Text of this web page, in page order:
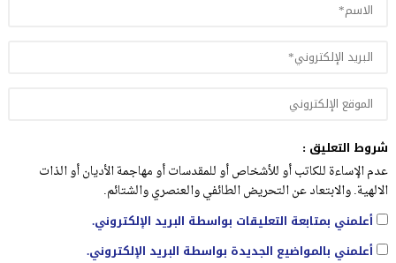
شروط التعليق :
عدم الإساءة للكاتب أو للأشخاص أو للمقدسات أو مهاجمة الأديان أو الذات
الالهية. والابتعاد عن التحريض الطائفي والعنصري والشتائم.
أعلمني بمتابعة التعليقات بواسطة البريد الإلكتروني.
أعلمني بالمواضيع الجديدة بواسطة البريد الإلكتروني.